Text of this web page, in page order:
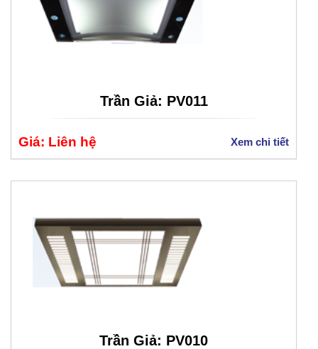
Trần Giả: PV011
Giá: Liên hệ Xem chi tiết
Trần Giả: PV010